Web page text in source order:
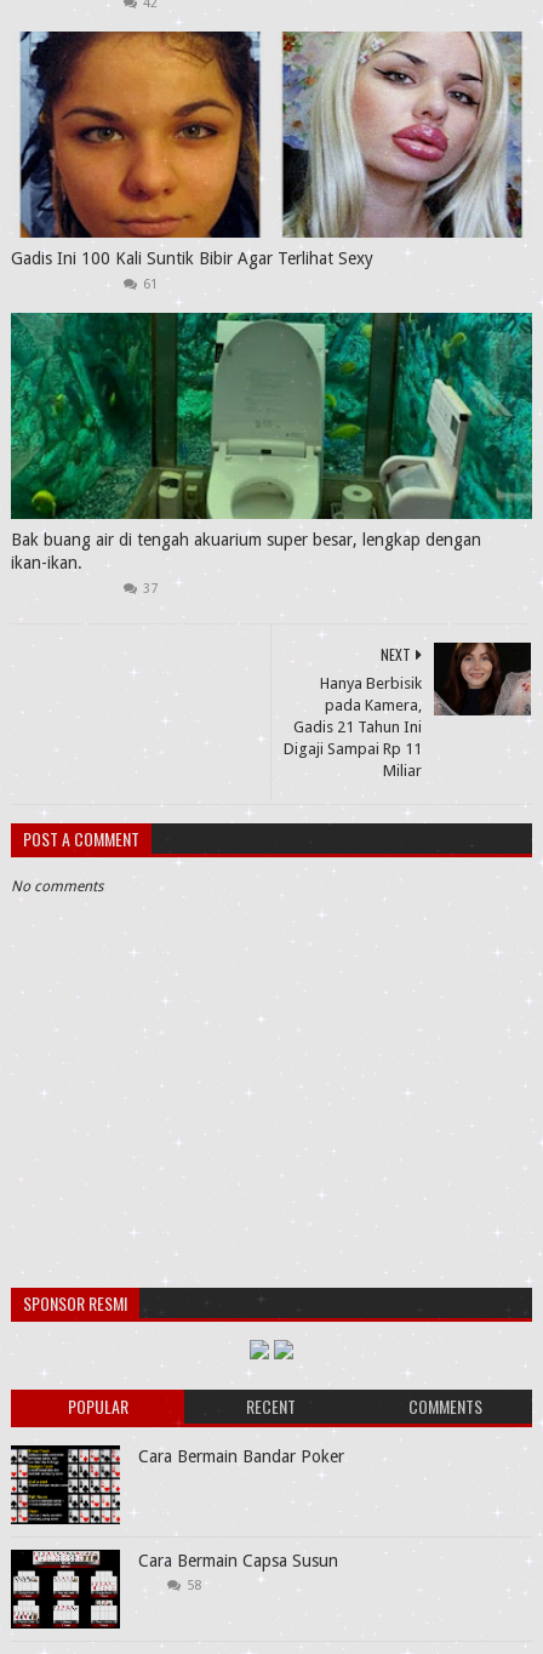
Gadis Ini 100 Kali Suntik Bibir Agar Terlihat Sexy
61
Bak buang air di tengah akuarium super besar, lengkap dengan
ikan-ikan.
37
NEXT
Hanya Berbisik
pada Kamera,
Gadis 21 Tahun Ini
Digaji Sampai Rp 11
Miliar
POST A COMMENT
No comments
SPONSOR RESMI
POPULAR RECENT COMMENTS
Cara Bermain Bandar Poker
Cara Bermain Capsa Susun
58